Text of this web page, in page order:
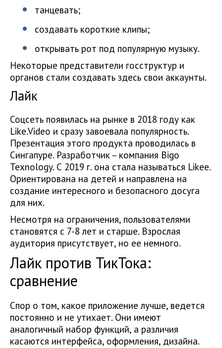
танцевать;
создавать короткие клипы;
открывать рот под популярную музыку.
Некоторые представители госструктур и
органов стали создавать здесь свои аккаунты.
Лайк
Соцсеть появилась на рынке в 2018 году как
Like.Video и сразу завоевала популярность.
Презентация этого продукта проводилась в
Сингапуре. Разработчик – компания Bigo
Texnology. С 2019 г. она стала называться Likee.
Ориентирована на детей и направлена на
создание интересного и безопасного досуга
для них.
Несмотря на ограничения, пользователями
становятся с 7-8 лет и старше. Взрослая
аудитория присутствует, но ее немного.
Лайк против ТикТока:
сравнение
Спор о том, какое приложение лучше, ведется
постоянно и не утихает. Они имеют
аналогичный набор функций, а различия
касаются интерфейса, оформления, дизайна.